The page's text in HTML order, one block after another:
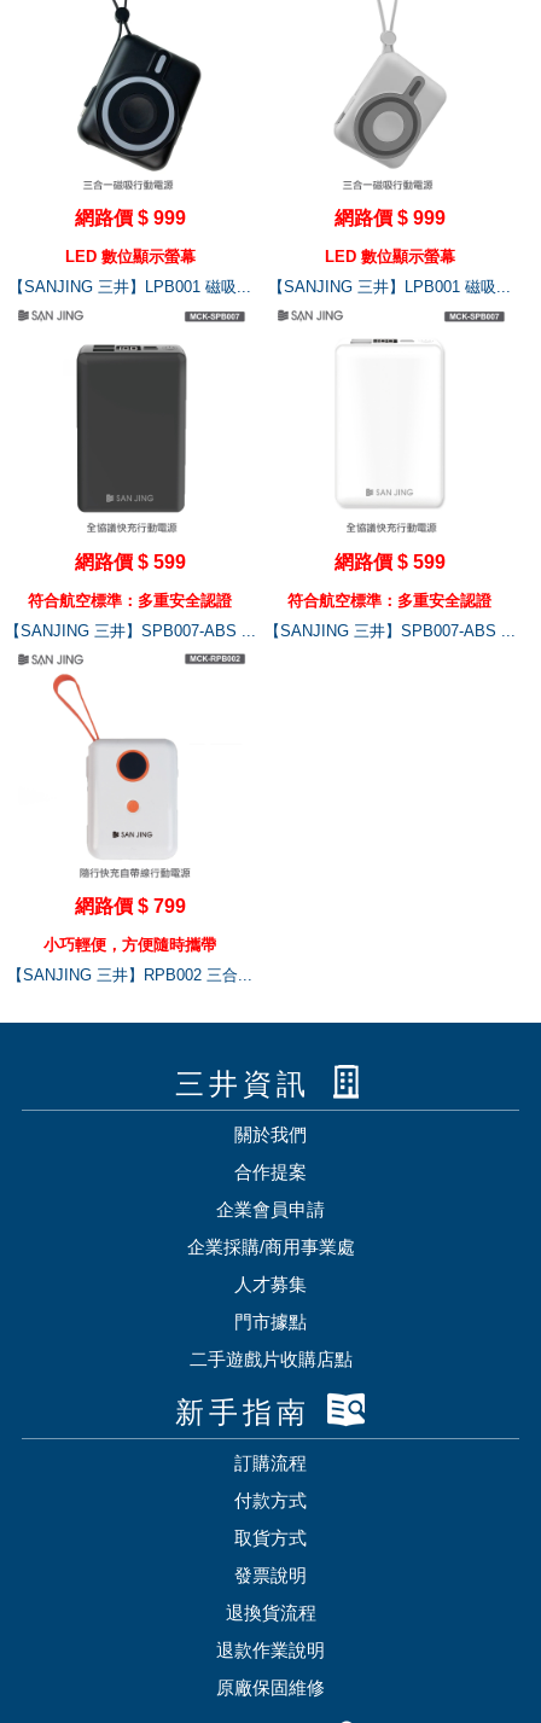
網路價 $ 999
LED 數位顯示螢幕
【SANJING 三井】LPB001 磁吸...
網路價 $ 999
LED 數位顯示螢幕
【SANJING 三井】LPB001 磁吸...
網路價 $ 599
符合航空標準：多重安全認證
【SANJING 三井】SPB007-ABS ...
網路價 $ 599
符合航空標準：多重安全認證
【SANJING 三井】SPB007-ABS ...
網路價 $ 799
小巧輕便，方便隨時攜帶
【SANJING 三井】RPB002 三合...
三井資訊
關於我們
合作提案
企業會員申請
企業採購/商用事業處
人才募集
門市據點
二手遊戲片收購店點
新手指南
訂購流程
付款方式
取貨方式
發票說明
退換貨流程
退款作業說明
原廠保固維修